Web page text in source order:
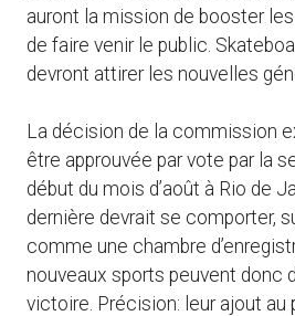
auront la mission de booster
de faire venir le public.
devront attirer les nouvelles
La décision de la commission
être approuvée par vote par la
début du mois d’août à Rio de
dernière devrait se comporter,
comme une chambre
nouveaux sports peuvent donc
victoire. Précision: leur ajout au